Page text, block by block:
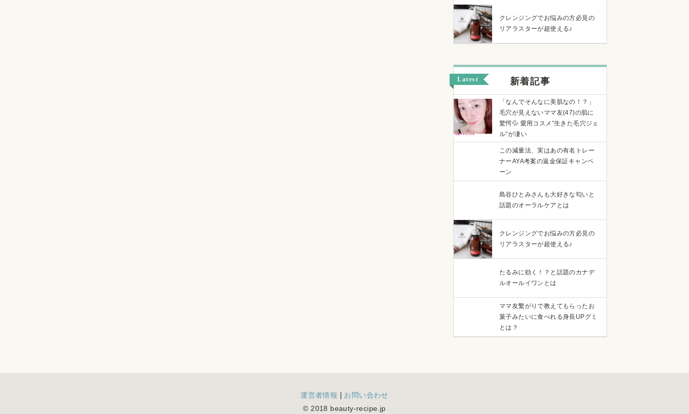
クレンジングでお悩みの方必見の
リアラスターが超使える♪
Latest 新着記事
「なんでそんなに美肌なの！？」
毛穴が見えないママ友(47)の肌に
驚愕💦 愛用コスメ”生きた毛穴ジェ
ル“が凄い
この減量法、実はあの有名トレー
ナーAYA考案の返金保証キャンペ
ーン
島谷ひとみさんも大好きな匂いと
話題のオーラルケアとは
クレンジングでお悩みの方必見の
リアラスターが超使える♪
たるみに効く！？と話題のカナデ
ルオールイワンとは
ママ友繫がりで教えてもらったお
菓子みたいに食べれる身長UPグミ
とは？
運営者情報 | お問い合わせ
© 2018 beauty-recipe.jp